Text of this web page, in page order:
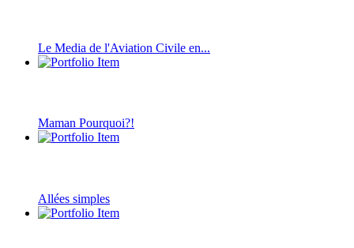
Le Media de l'Aviation Civile en...
Maman Pourquoi?!
Allées simples